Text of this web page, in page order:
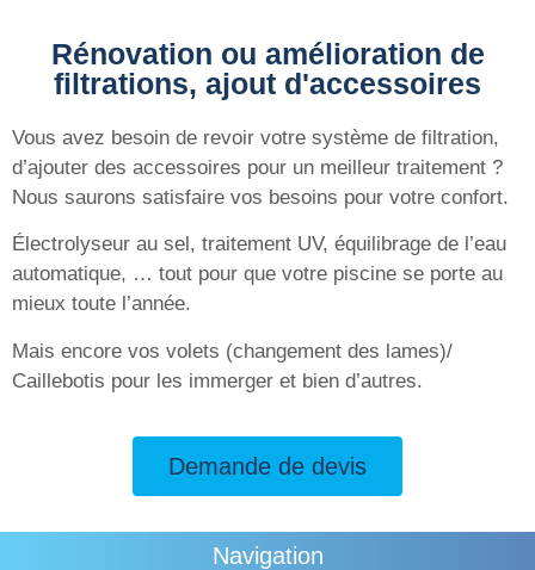
Rénovation ou amélioration de
filtrations, ajout d'accessoires
Vous avez besoin de revoir votre système de filtration,
d’ajouter des accessoires pour un meilleur traitement ?
Nous saurons satisfaire vos besoins pour votre confort.
Électrolyseur au sel, traitement UV, équilibrage de l’eau
automatique, … tout pour que votre piscine se porte au
mieux toute l’année.
Mais encore vos volets (changement des lames)/
Caillebotis pour les immerger et bien d’autres.
Demande de devis
Navigation